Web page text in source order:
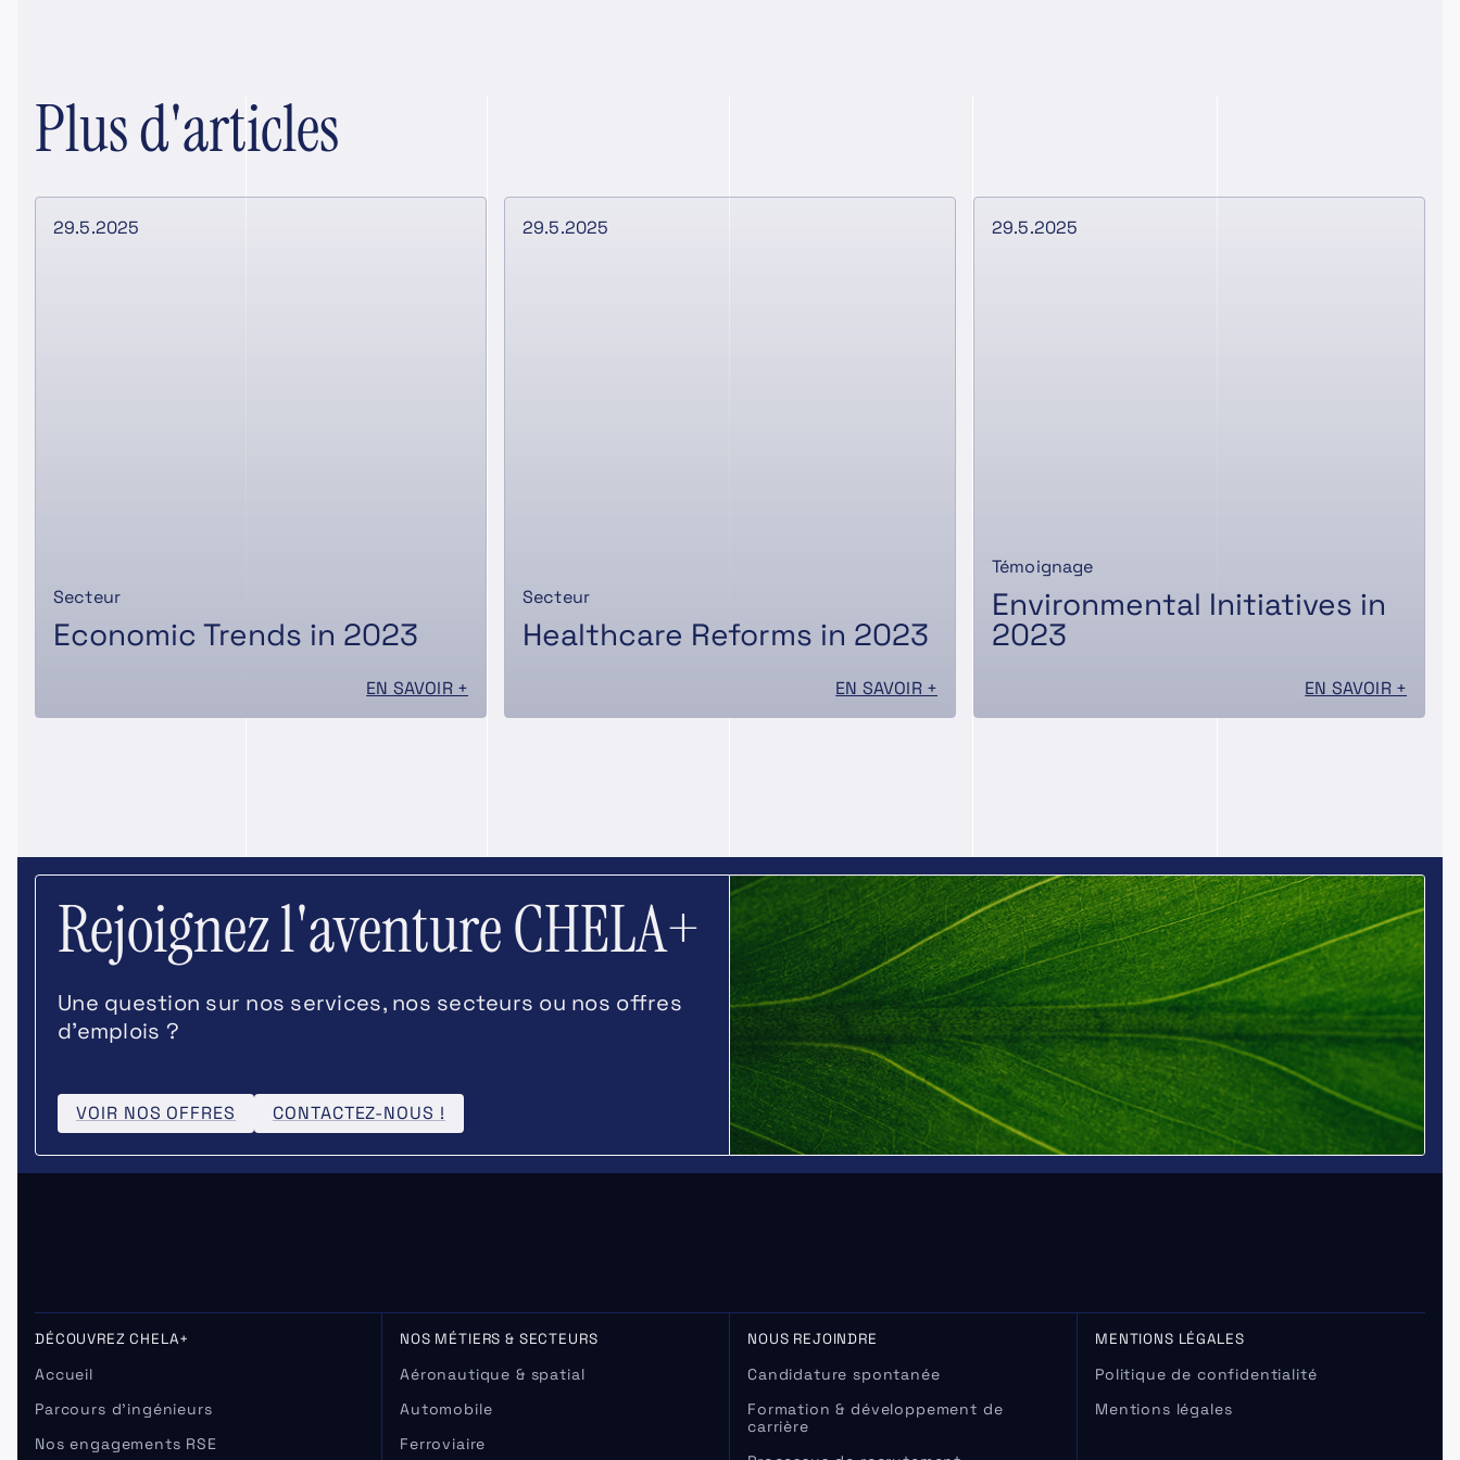
Plus d'articles
29.5.2025
Secteur
Economic Trends in 2023
EN SAVOIR +
29.5.2025
Secteur
Healthcare Reforms in 2023
EN SAVOIR +
29.5.2025
Témoignage
Environmental Initiatives in
2023
EN SAVOIR +
Rejoignez l'aventure CHELA+
Une question sur nos services, nos secteurs ou nos offres
d’emplois ?
VOIR NOS OFFRES CONTACTEZ-NOUS !
DÉCOUVREZ CHELA+
Accueil
Parcours d’ingénieurs
Nos engagements RSE
NOS MÉTIERS & SECTEURS
Aéronautique & spatial
Automobile
Ferroviaire
NOUS REJOINDRE
Candidature spontanée
Formation & développement de
carrière
MENTIONS LÉGALES
Politique de confidentialité
Mentions légales